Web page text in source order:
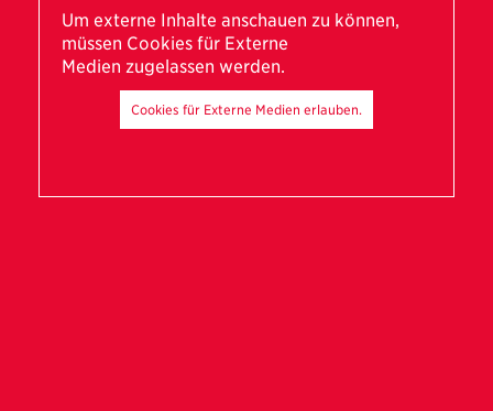
Um externe Inhalte anschauen zu können,
müssen Cookies für Externe
Medien zugelassen werden.
Cookies für Externe Medien erlauben.